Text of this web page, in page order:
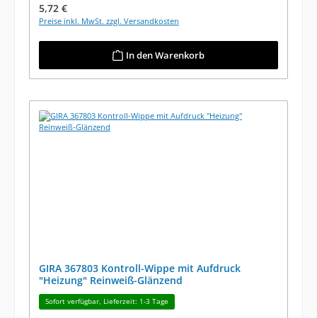
Regulärer Preis:
5,72 €
Preise inkl. MwSt. zzgl. Versandkosten
In den Warenkorb
GIRA 367803 Kontroll-Wippe mit Aufdruck
"Heizung" Reinweiß-Glänzend
Sofort verfügbar, Lieferzeit: 1-3 Tage